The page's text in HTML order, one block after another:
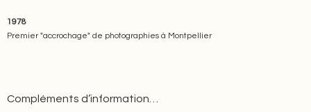
1978
Premier "accrochage" de photographies à Montpellier
Compléments d’information…